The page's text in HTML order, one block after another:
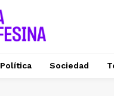
Política Sociedad